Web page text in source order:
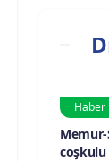
Haber
Memur-
coşkulu